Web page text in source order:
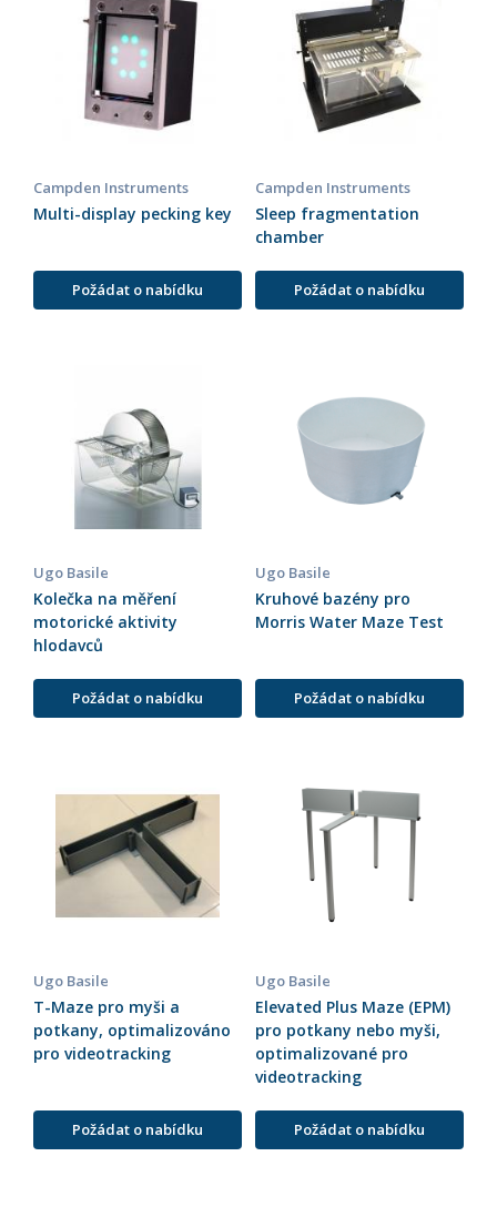
Campden Instruments
Multi-display pecking key
Požádat o nabídku
Campden Instruments
Sleep fragmentation
chamber
Požádat o nabídku
Ugo Basile
Kolečka na měření
motorické aktivity
hlodavců
Požádat o nabídku
Ugo Basile
Kruhové bazény pro
Morris Water Maze Test
Požádat o nabídku
Ugo Basile
T-Maze pro myši a
potkany, optimalizováno
pro videotracking
Požádat o nabídku
Ugo Basile
Elevated Plus Maze (EPM)
pro potkany nebo myši,
optimalizované pro
videotracking
Požádat o nabídku